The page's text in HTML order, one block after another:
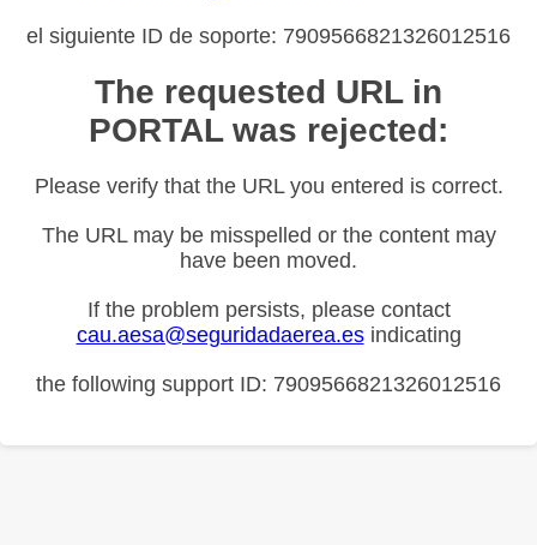
el siguiente ID de soporte: 7909566821326012516
The requested URL in
PORTAL was rejected:
Please verify that the URL you entered is correct.
The URL may be misspelled or the content may
have been moved.
If the problem persists, please contact
cau.aesa@seguridadaerea.esindicating
the following support ID: 7909566821326012516